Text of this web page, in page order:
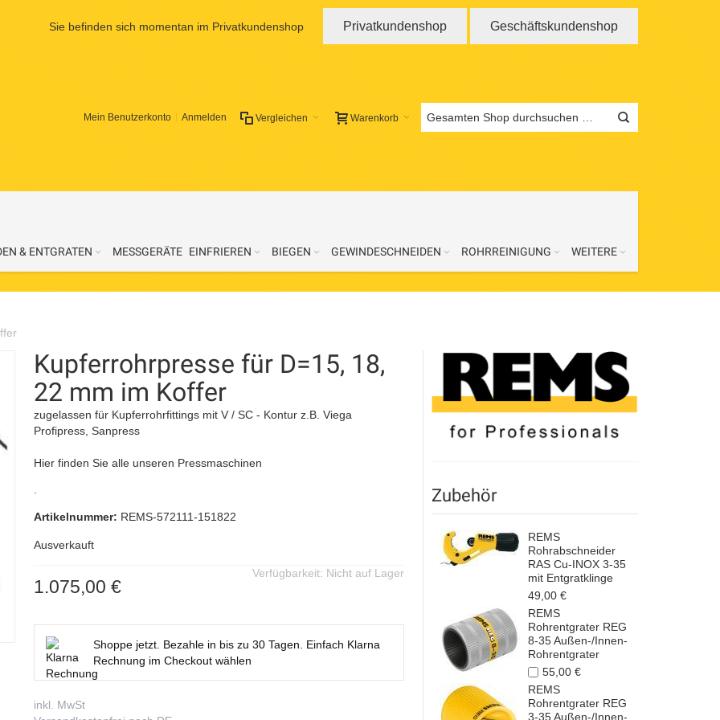
Sie befinden sich momentan im Privatkundenshop Privatkundenshop Geschäftskundenshop
Warenkorb
Vergleichen
Mein Benutzerkonto Anmelden
& ENTGRATEN MESSGERÄTE EINFRIEREN BIEGEN GEWINDESCHNEIDEN ROHRREINIGUNG WEITERE
Kupferrohrpresse für D=15, 18,
22 mm im Koffer
zugelassen für Kupferrohrfittings mit V / SC - Kontur z.B. Viega
Profipress, Sanpress
Hier finden Sie alle unseren Pressmaschinen
Artikelnummer: REMS-572111-151822
Ausverkauft
Verfügbarkeit: Nicht auf Lager
1.075,00 €
Shoppe jetzt. Bezahle in bis zu 30 Tagen. Einfach Klarna
Rechnung im Checkout wählen
inkl. MwSt
Zubehör
REMS
Rohrabschneider
RAS Cu-INOX 3-35
mit Entgratklinge
49,00 €
REMS
Rohrentgrater REG
8-35 Außen-/Innen-
Rohrentgrater
55,00 €
REMS
Rohrentgrater REG
3-35 Außen-/Innen-